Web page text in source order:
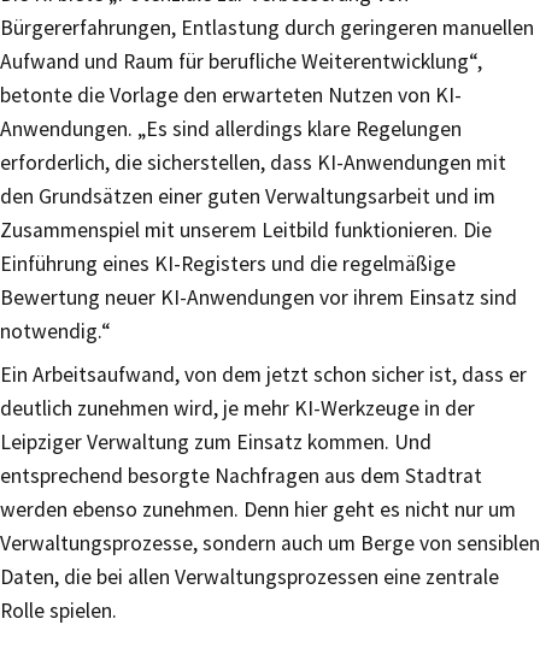
Bürgererfahrungen, Entlastung durch geringeren manuellen
Aufwand und Raum für berufliche Weiterentwicklung“,
betonte die Vorlage den erwarteten Nutzen von KI-
Anwendungen. „Es sind allerdings klare Regelungen
erforderlich, die sicherstellen, dass KI-Anwendungen mit
den Grundsätzen einer guten Verwaltungsarbeit und im
Zusammenspiel mit unserem Leitbild funktionieren. Die
Einführung eines KI-Registers und die regelmäßige
Bewertung neuer KI-Anwendungen vor ihrem Einsatz sind
notwendig.“
Ein Arbeitsaufwand, von dem jetzt schon sicher ist, dass er
deutlich zunehmen wird, je mehr KI-Werkzeuge in der
Leipziger Verwaltung zum Einsatz kommen. Und
entsprechend besorgte Nachfragen aus dem Stadtrat
werden ebenso zunehmen. Denn hier geht es nicht nur um
Verwaltungsprozesse, sondern auch um Berge von sensiblen
Daten, die bei allen Verwaltungsprozessen eine zentrale
Rolle spielen.